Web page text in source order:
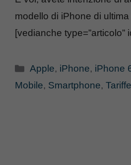
modello di iPhone di
[vedianche type=”articolo”
Categorie
Apple, iPhone, iPhone
Mobile, Smartphone,